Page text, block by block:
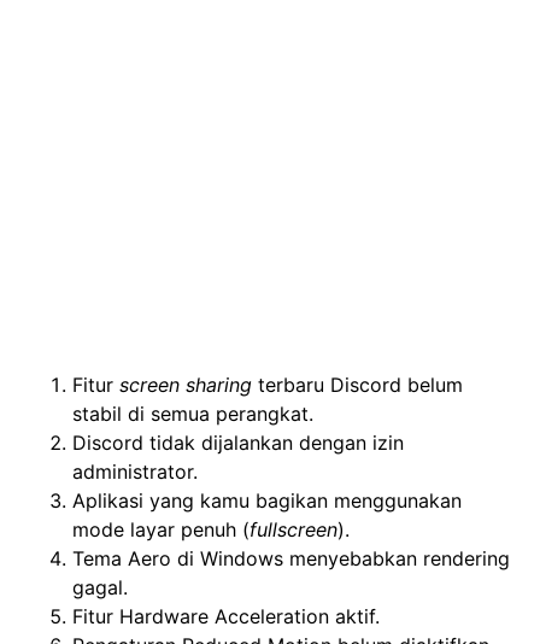
Fitur screen sharing terbaru Discord belum
stabil di semua perangkat.
Discord tidak dijalankan dengan izin
administrator.
Aplikasi yang kamu bagikan menggunakan
mode layar penuh (fullscreen).
Tema Aero di Windows menyebabkan rendering
gagal.
Fitur Hardware Acceleration aktif.